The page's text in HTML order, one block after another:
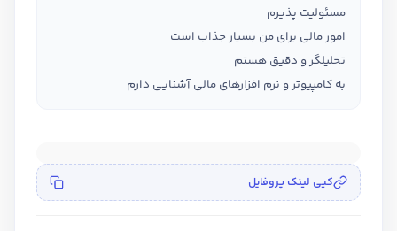
مسئولیت پذیرم
امور مالی برای من بسیار جذاب است
تحلیلگر و دقیق هستم
به کامپیوتر و نرم افزارهای مالی آشنایی دارم
کپی لینک پروفایل